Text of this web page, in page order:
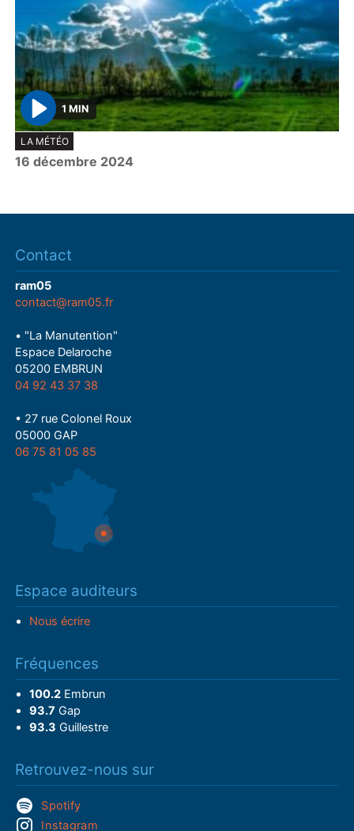
P
l
a
1 MIN
LA MÉTÉO
16 décembre 2024
Contact
ram05
contact@ram05.fr
• "La Manutention"
Espace Delaroche
05200 EMBRUN
04 92 43 37 38
• 27 rue Colonel Roux
05000 GAP
06 75 81 05 85
Espace auditeurs
Nous écrire
Fréquences
100.2Embrun
93.7 Gap
93.3 Guillestre
Retrouvez-nous sur
Spotify
Instagram